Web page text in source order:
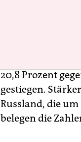
20,8 Prozent
gestiegen.
Russland, die
belegen die